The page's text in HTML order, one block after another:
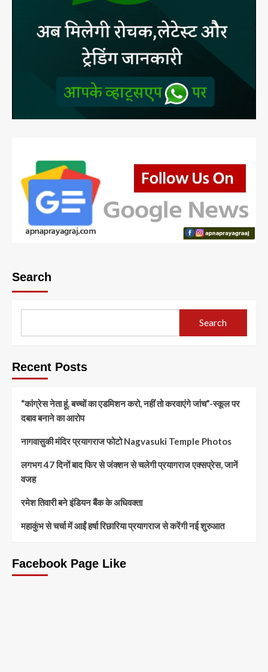
Search
Search
Recent Posts
“कांग्रेस नेता हूं, बच्चों का एडमिशन करो, नहीं तो करवाएंगे जांच”-स्कूल पर
दबाव बनाने का आरोप
नागवासुकी मंदिर प्रयागराज फोटो Nagvasuki Temple Photos
लगभग 47 दिनों बाद फिर से जंक्शन से चलेगी प्रयागराज एक्सप्रेस, जानें
वजह
रमेश तिवारी बने इंडियन बैंक के अधिवक्ता
महाकुंभ से चर्चा में आईं हर्षा रिछारिया प्रयागराज से करेंगी नई शुरुआत
Facebook Page Like